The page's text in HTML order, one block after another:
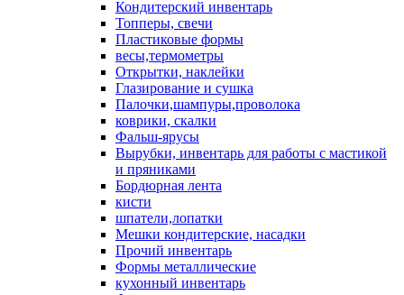
Кондитерский инвентарь
Топперы, свечи
Пластиковые формы
весы,термометры
Открытки, наклейки
Глазирование и сушка
Палочки,шампуры,проволока
коврики, скалки
Фальш-ярусы
Вырубки, инвентарь для работы с мастикой
и пряниками
Бордюрная лента
кисти
шпатели,лопатки
Мешки кондитерские, насадки
Прочий инвентарь
Формы металлические
кухонный инвентарь